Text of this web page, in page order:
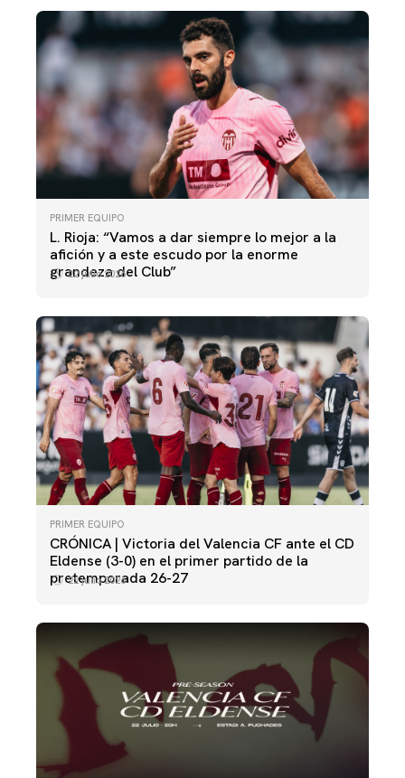
PRIMER EQUIPO
L. Rioja: “Vamos a dar siempre lo mejor a la
afición y a este escudo por la enorme
grandeza del Club”
22 julio 2026
PRIMER EQUIPO
CRÓNICA | Victoria del Valencia CF ante el CD
Eldense (3-0) en el primer partido de la
pretemporada 26-27
22 julio 2026